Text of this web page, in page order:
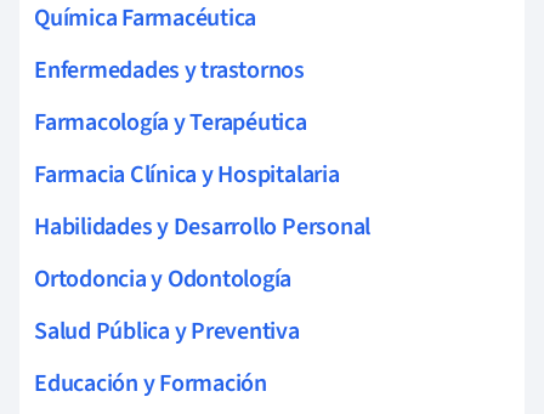
Química Farmacéutica
Enfermedades y trastornos
Farmacología y Terapéutica
Farmacia Clínica y Hospitalaria
Habilidades y Desarrollo Personal
Ortodoncia y Odontología
Salud Pública y Preventiva
Educación y Formación